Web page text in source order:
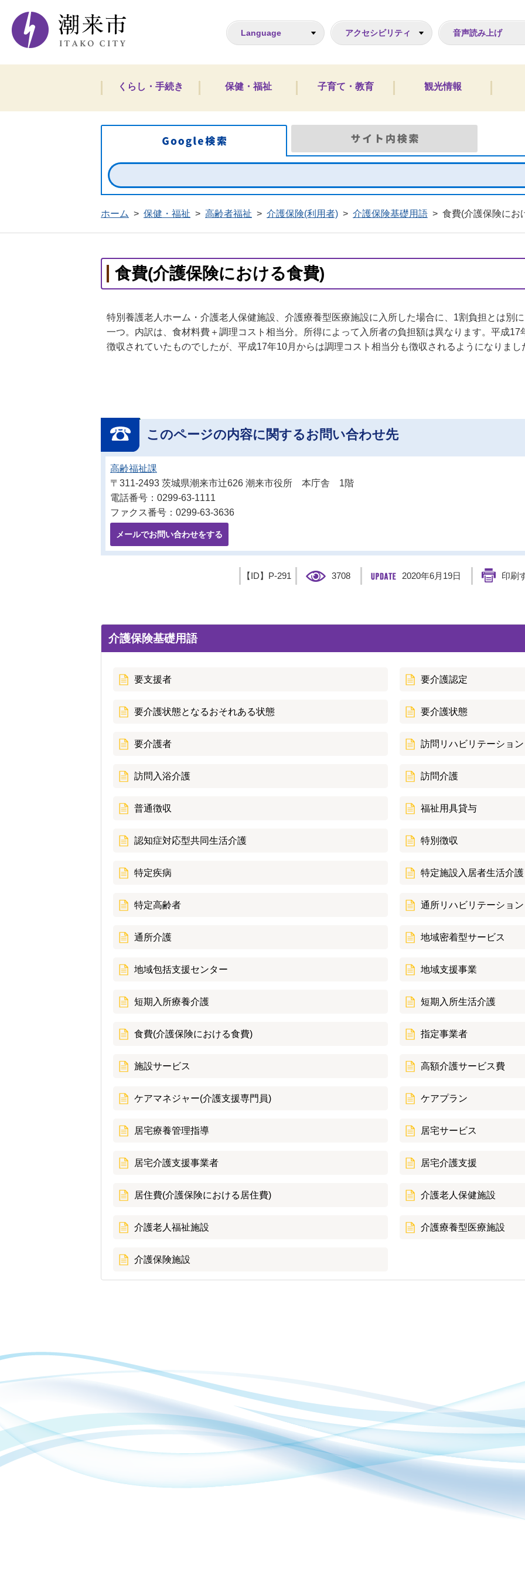
潮来市ホームページ
Language アクセシビリティ 音声読み上げ
くらし・手続き 保健・福祉 子育て・教育 観光情報
Google検索
ホーム > 保健・福祉 > 高齢者福祉 > 介護保険(利用者) > 介護保険基礎用語 > 食費(介護保険にお
食費(介護保険における食費)
特別養護老人ホーム・介護老人保健施設、介護療養型医療施設に入所した場合に、1割負担とは別
一つ。内訳は、食材料費＋調理コスト相当分。所得によって入所者の負担額は異なります。平成
徴収されていたものでしたが、平成17年10月からは調理コスト相当分も徴収されるようになりまし
このページの内容に関するお問い合わせ先
高齢福祉課
〒311-2493 茨城県潮来市辻626 潮来市役所 本庁舎 1階
電話番号：0299-63-1111
ファクス番号：0299-63-3636
メールでお問い合わせをする
【ID】 P-291 3708 2020年6月19日 印刷
介護保険基礎用語
要支援者 要介護認定
要介護状態となるおそれある状態 要介護状態
要介護者 訪問リハビリテーション
訪問入浴介護 訪問介護
普通徴収 福祉用具貸与
認知症対応型共同生活介護 特別徴収
特定疾病 特定施設入居者生活介護
特定高齢者 通所リハビリテーション
通所介護 地域密着型サービス
地域包括支援センター 地域支援事業
短期入所療養介護 短期入所生活介護
食費(介護保険における食費) 指定事業者
施設サービス 高額介護サービス費
ケアマネジャー(介護支援専門員) ケアプラン
居宅療養管理指導 居宅サービス
居宅介護支援事業者 居宅介護支援
居住費(介護保険における居住費) 介護老人保健施設
介護老人福祉施設 介護療養型医療施設
介護保険施設